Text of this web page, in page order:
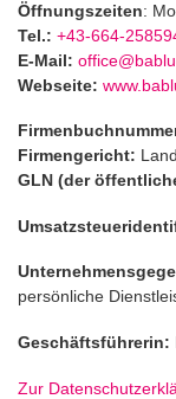
Öffnungszeiten:
Tel.: +43-664-
E-Mail:
Webseite:
Firmengericht:
GLN (der
persönliche
Geschäftsführerin:
Zur